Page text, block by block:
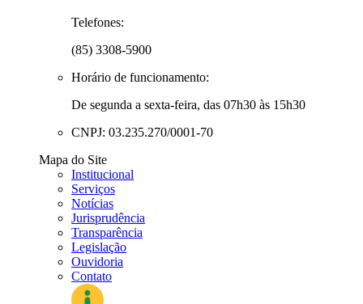
Telefones:
(85) 3308-5900
Horário de funcionamento:
De segunda a sexta-feira, das 07h30 às 15h30
CNPJ: 03.235.270/0001-70
Mapa do Site
Institucional
Serviços
Notícias
Jurisprudência
Transparência
Legislação
Ouvidoria
Contato